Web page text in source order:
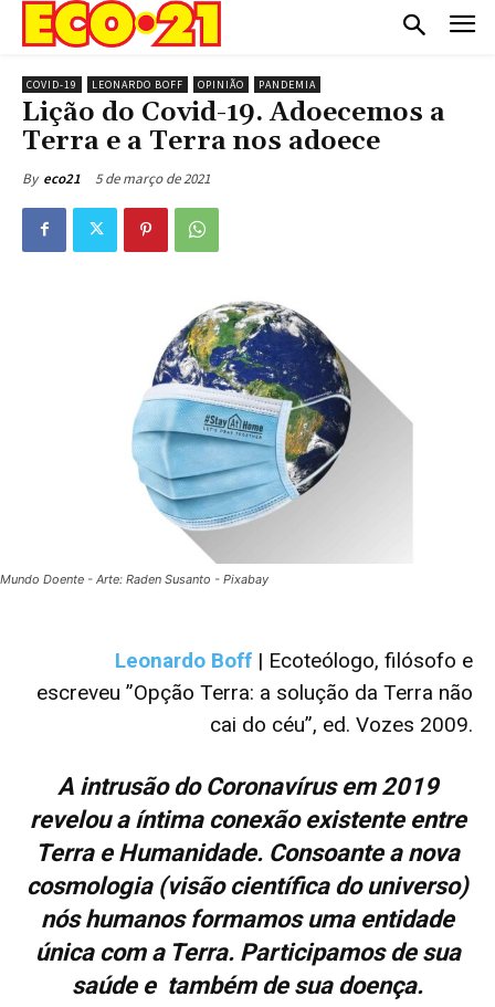
COVID-19 LEONARDO BOFF OPINIÃO PANDEMIA
Lição do Covid-19. Adoecemos a
Terra e a Terra nos adoece
By eco21 5 de março de 2021
Mundo Doente - Arte: Raden Susanto - Pixabay
Leonardo Boff | Ecoteólogo, filósofo e
escreveu ”Opção Terra: a solução da Terra não
cai do céu”, ed. Vozes 2009.
A intrusão do Coronavírus em 2019
revelou a íntima conexão existente entre
Terra e Humanidade. Consoante a nova
cosmologia (visão científica do universo)
nós humanos formamos uma entidade
única com a Terra. Participamos de sua
saúde e também de sua doença.